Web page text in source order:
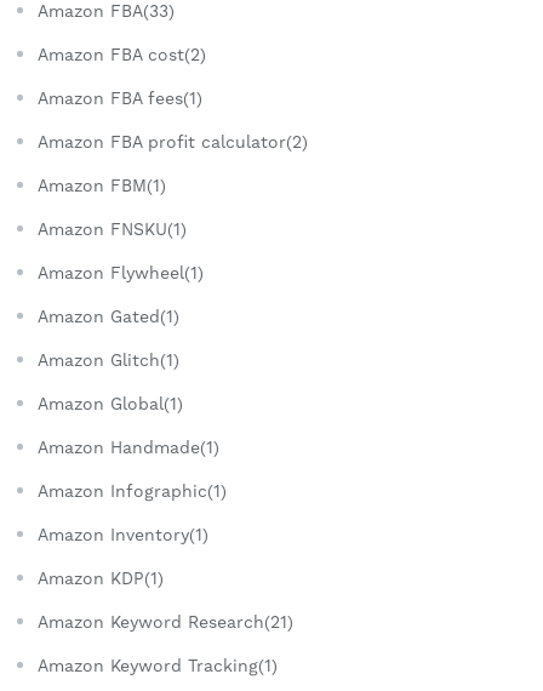
Amazon FBA(33)
Amazon FBA cost(2)
Amazon FBA fees(1)
Amazon FBA profit calculator(2)
Amazon FBM(1)
Amazon FNSKU(1)
Amazon Flywheel(1)
Amazon Gated(1)
Amazon Glitch(1)
Amazon Global(1)
Amazon Handmade(1)
Amazon Infographic(1)
Amazon Inventory(1)
Amazon KDP(1)
Amazon Keyword Research(21)
Amazon Keyword Tracking(1)